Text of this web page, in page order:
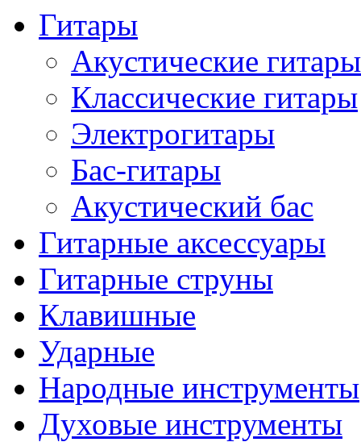
Гитары
Акустические гитары
Классические гитары
Электрогитары
Бас-гитары
Акустический бас
Гитарные аксессуары
Гитарные струны
Клавишные
Ударные
Народные инструменты
Духовые инструменты